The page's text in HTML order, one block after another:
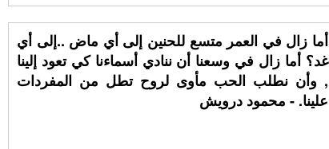
أما زال في العمر متسع للحنين إلى أي ماض ..إلى أي
غد؟ أما زال في وسعنا أن ننادي أسماءنا كي تعود إلينا
, وأن نطلب الحب مأوى لروح تطل من المفردات
علينا. - محمود درويش